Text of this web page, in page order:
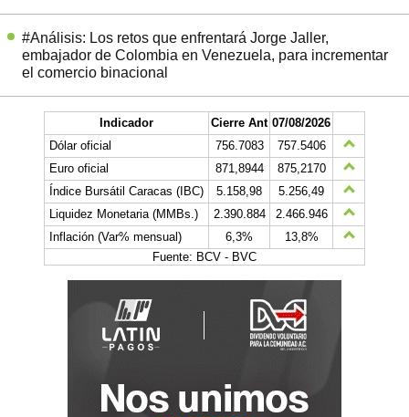
#Análisis: Los retos que enfrentará Jorge Jaller,
embajador de Colombia en Venezuela, para incrementar
el comercio binacional
Indicador Cierre Ant 07/08/2026
Dólar oficial
756.7083
757.5406
Euro oficial
871,8944
875,2170
Índice Bursátil Caracas (IBC)
5.158,98
5.256,49
Liquidez Monetaria (MMBs.)
2.390.884
2.466.946
Inflación (Var% mensual)
6,3%
13,8%
Fuente: BCV - BVC